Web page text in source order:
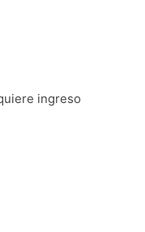
ingreso